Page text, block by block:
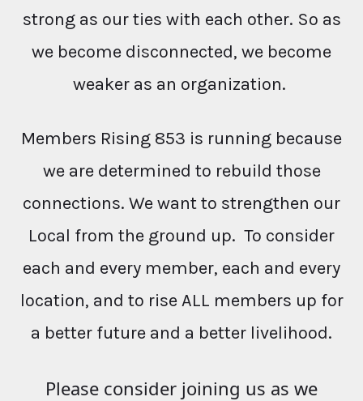
strong as our ties with each other. So as
we become disconnected, we become
weaker as an organization.
Members Rising 853 is running because
we are determined to rebuild those
connections. We want to strengthen our
Local from the ground up. To consider
each and every member, each and every
location, and to rise ALL members up for
a better future and a better livelihood.
Please consider joining us as we